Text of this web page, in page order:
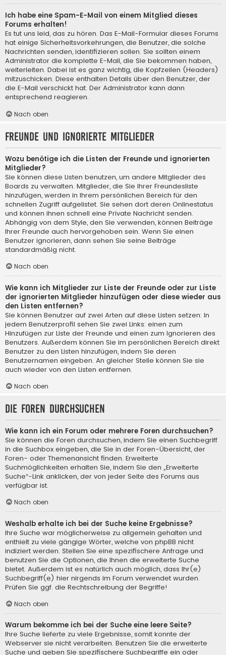
Ich habe eine Spam-E-Mail von einem Mitglied dieses
Forums erhalten!
Es tut uns leid, das zu hören. Das E-Mail-Formular dieses Forums
hat einige Sicherheitsvorkehrungen, die Benutzer, die solche
Nachrichten senden, identifizieren sollen. Sie sollten einem
Administrator die komplette E-Mail, die Sie bekommen haben,
weiterleiten. Dabei ist es ganz wichtig, die Kopfzeilen (Headers)
mitzuschicken. Diese enthalten Details über den Benutzer, der
die E-Mail verschickt hat. Der Administrator kann dann
entsprechend reagieren.
Nach oben
Freunde und ignorierte Mitglieder
Wozu benötige ich die Listen der Freunde und ignorierten
Mitglieder?
Sie können diese Listen benutzen, um andere Mitglieder des
Boards zu verwalten. Mitglieder, die Sie Ihrer Freundesliste
hinzufügen, werden in Ihrem persönlichen Bereich für den
schnellen Zugriff aufgelistet. Sie sehen dort deren Onlinestatus
und können ihnen schnell eine Private Nachricht senden.
Abhängig von dem Style, den Sie verwenden, können Beiträge
Ihrer Freunde auch hervorgehoben sein. Wenn Sie einen
Benutzer ignorieren, dann sehen Sie seine Beiträge
standardmäßig nicht.
Nach oben
Wie kann ich Mitglieder zur Liste der Freunde oder zur Liste
der ignorierten Mitglieder hinzufügen oder diese wieder aus
den Listen entfernen?
Sie können Benutzer auf zwei Arten auf diese Listen setzen: In
jedem Benutzerprofil sehen Sie zwei Links: einen zum
Hinzufügen zur Liste der Freunde und einen zum Ignorieren des
Benutzers. Außerdem können Sie im persönlichen Bereich direkt
Benutzer zu den Listen hinzufügen, indem Sie deren
Benutzernamen eingeben. An gleicher Stelle können Sie sie
auch wieder von den Listen entfernen.
Nach oben
Die Foren durchsuchen
Wie kann ich ein Forum oder mehrere Foren durchsuchen?
Sie können die Foren durchsuchen, indem Sie einen Suchbegriff
in die Suchbox eingeben, die Sie in der Foren-Übersicht, der
Foren- oder Themenansicht finden. Erweiterte
Suchmöglichkeiten erhalten Sie, indem Sie den „Erweiterte
Suche“-Link anklicken, der von jeder Seite des Forums aus
verfügbar ist.
Nach oben
Weshalb erhalte ich bei der Suche keine Ergebnisse?
Ihre Suche war möglicherweise zu allgemein gehalten und
enthielt zu viele gängige Wörter, welche von phpBB nicht
indiziert werden. Stellen Sie eine spezifischere Anfrage und
benutzen Sie die Optionen, die Ihnen die erweiterte Suche
bietet. Außerdem ist es natürlich auch möglich, dass Ihr(e)
Suchbegriff(e) hier nirgends im Forum verwendet wurden.
Prüfen Sie ggf. die Rechtschreibung der Begriffe!
Nach oben
Warum bekomme ich bei der Suche eine leere Seite?
Ihre Suche lieferte zu viele Ergebnisse, somit konnte der
Webserver sie nicht verarbeiten. Benutzen Sie die erweiterte
Suche und geben Sie spezifischere Suchbegriffe ein oder